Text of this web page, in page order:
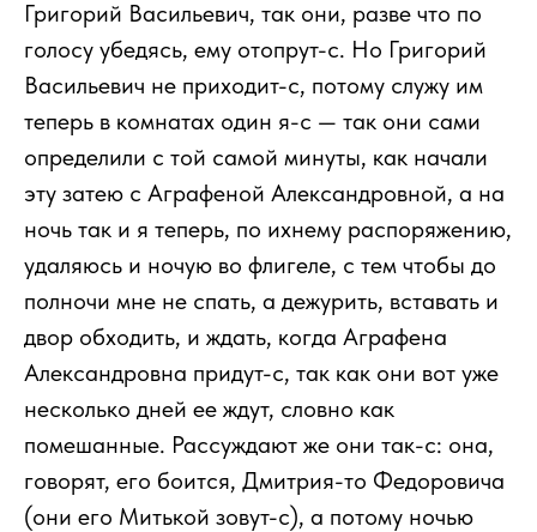
Григорий Васильевич, так они, разве что по
голосу убедясь, ему отопрут-с. Но Григорий
Васильевич не приходит-с, потому служу им
теперь в комнатах один я-с — так они сами
определили с той самой минуты, как начали
эту затею с Аграфеной Александровной, а на
ночь так и я теперь, по ихнему распоряжению,
удаляюсь и ночую во флигеле, с тем чтобы до
полночи мне не спать, а дежурить, вставать и
двор обходить, и ждать, когда Аграфена
Александровна придут-с, так как они вот уже
несколько дней ее ждут, словно как
помешанные. Рассуждают же они так-с: она,
говорят, его боится, Дмитрия-то Федоровича
(они его Митькой зовут-с), а потому ночью